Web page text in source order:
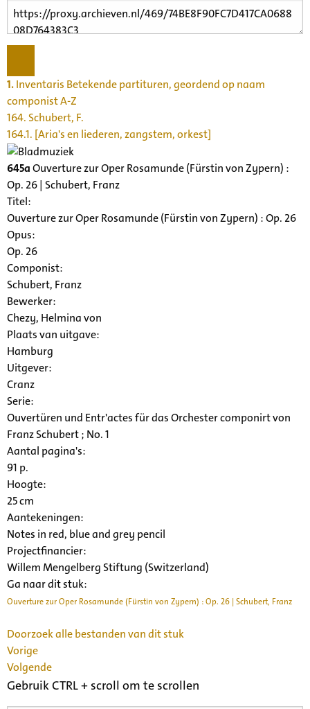
1.Inventaris Betekende partituren, geordend op naam
componist A-Z
164. Schubert, F.
164.1. [Aria's en liederen, zangstem, orkest]
645aOuverture zur Oper Rosamunde (Fürstin von Zypern) :
Op. 26 | Schubert, Franz
Titel:
Ouverture zur Oper Rosamunde (Fürstin von Zypern) : Op. 26
Opus:
Op. 26
Componist:
Schubert, Franz
Bewerker:
Chezy, Helmina von
Plaats van uitgave:
Hamburg
Uitgever:
Cranz
Serie:
Ouvertüren und Entr'actes für das Orchester componirt von
Franz Schubert ; No. 1
Aantal pagina's:
91 p.
Hoogte:
25 cm
Aantekeningen:
Notes in red, blue and grey pencil
Projectfinancier:
Willem Mengelberg Stiftung (Switzerland)
Ga naar dit stuk:
Ouverture zur Oper Rosamunde (Fürstin von Zypern) : Op. 26 | Schubert, Franz
Doorzoek alle bestanden van dit stuk
Vorige
Volgende
Gebruik CTRL + scroll om te scrollen